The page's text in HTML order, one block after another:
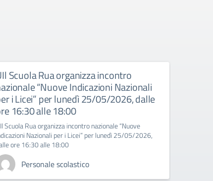
Scuola Rua organizza incontro
“Nuove Indicazioni Nazionali
i Licei” per lunedì 25/05/2026, dalle
16:30 alle 18:00
Scuola Rua organizza incontro nazionale “Nuove
Nazionali per i Licei” per lunedì 25/05/2026,
ore 16:30 alle 18:00
Personale scolastico